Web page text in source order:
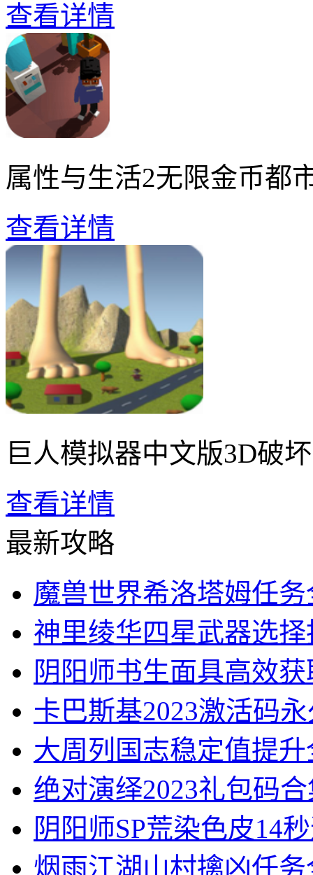
查看详情
属性与生活2无限金币都
查看详情
巨人模拟器中文版3D破
查看详情
最新攻略
魔兽世界希洛塔姆任
神里绫华四星武器选择
阴阳师书生面具高效
卡巴斯基2023激活码
大周列国志稳定值提
绝对演绎2023礼包码
阴阳师SP荒染色皮14
烟雨江湖山村擒凶任